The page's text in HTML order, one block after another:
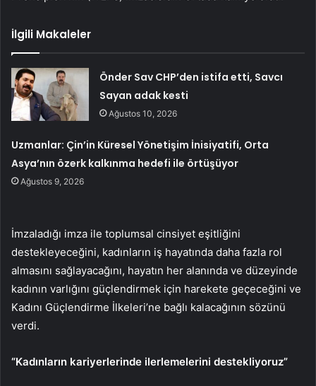
İlgili Makaleler
Önder Sav CHP’den istifa etti, Savcı
Sayan adak kesti
Ağustos 10, 2026
Uzmanlar: Çin’in Küresel Yönetişim İnisiyatifi, Orta
Asya’nın özerk kalkınma hedefi ile örtüşüyor
Ağustos 9, 2026
İmzaladığı imza ile toplumsal cinsiyet eşitliğini
destekleyeceğini, kadınların iş hayatında daha fazla rol
almasını sağlayacağını, hayatın her alanında ve düzeyinde
kadının varlığını güçlendirmek için harekete geçeceğini ve
Kadını Güçlendirme İlkeleri’ne bağlı kalacağının sözünü
verdi.
“Kadınların kariyerlerinde ilerlemelerini destekliyoruz”